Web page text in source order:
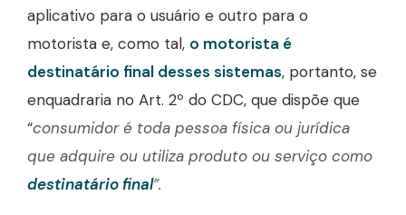
aplicativo para o usuário e outro para o
motorista e, como tal, o motorista é
destinatário final desses sistemas, portanto, se
enquadraria no Art. 2º do CDC, que dispõe que
“consumidor é toda pessoa física ou jurídica
que adquire ou utiliza produto ou serviço como
destinatário final”.